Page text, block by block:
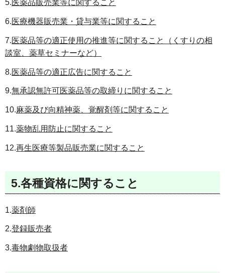
5.医薬品販売業等に関すること
6.医療機器販売業・貸与業等に関すること
7.医薬品等の適正使用の推進等に関すること（くすりの相
談室、薬草セミナーなど）
8.医薬品等の適正広告に関すること
9.無承認無許可医薬品等の取締りに関すること
10.麻薬及び向精神薬、覚醒剤等に関すること
11.薬物乱用防止に関すること
12.再生医療等製品販売業に関すること
5.各種資格に関すること
1.薬剤師
2.登録販売者
3.毒物劇物取扱者